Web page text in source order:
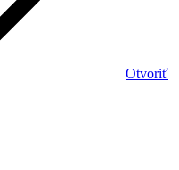
Otvoriť